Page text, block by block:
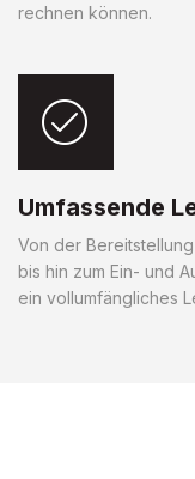
rechnen können.
Umfassende
Von der
bis hin zum Ein- und
ein vollumfängliches